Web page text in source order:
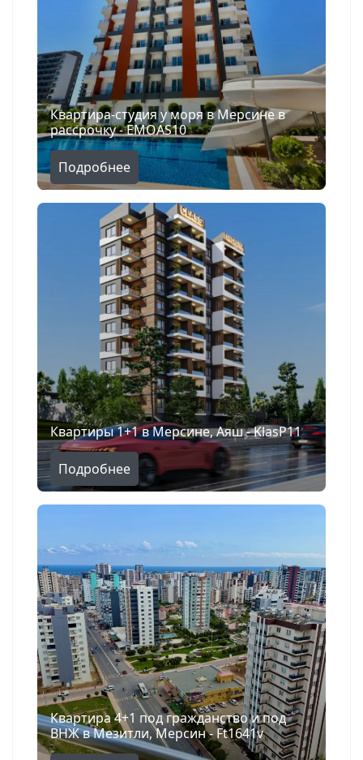
Поиск
Квартира-студия у моря в Мерсине в
рассрочку - EMOAS10
Подробнее
Квартиры 1+1 в Мерсине, Аяш - KlasP11
Подробнее
Квартира 4+1 под гражданство и под
ВНЖ в Мезитли, Мерсин - Ft1641v